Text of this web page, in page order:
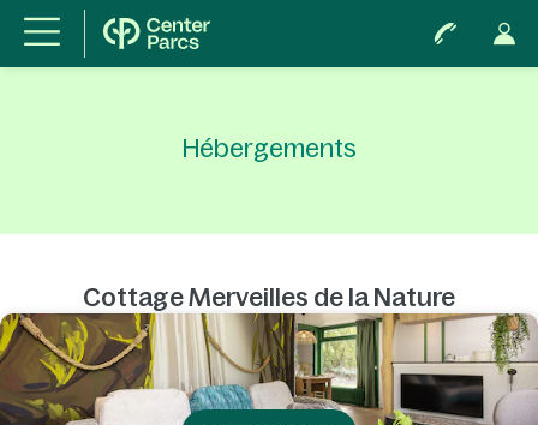
Hébergements
Cottage Merveilles de la Nature